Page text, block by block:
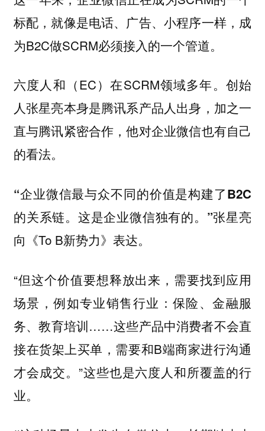
标配，就像是电话、广告、小程序一样，成
为B2C做SCRM必须接入的一个管道。
六度人和（EC）在SCRM领域多年。创始
人张星亮本身是腾讯系产品人出身，加之一
直与腾讯紧密合作，他对企业微信也有自己
的看法。
“企业微信最与众不同的价值是构建了B2C
的关系链。这是企业微信独有的。”张星亮
向《To B新势力》表达。
“但这个价值要想释放出来，需要找到应用
场景，例如专业销售行业：保险、金融服
务、教育培训……这些产品中消费者不会直
接在货架上买单，需要和B端商家进行沟通
才会成交。”这些也是六度人和所覆盖的行
业。